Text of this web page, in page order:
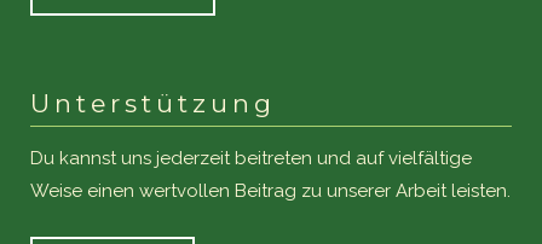
Unterstützung
Du kannst uns jederzeit beitreten und auf vielfältige
Weise einen wertvollen Beitrag zu unserer Arbeit leisten.